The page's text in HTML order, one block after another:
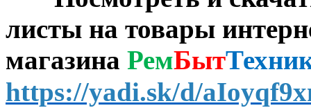
листы на товары
магазина РемБыт
https://yadi.sk/d/